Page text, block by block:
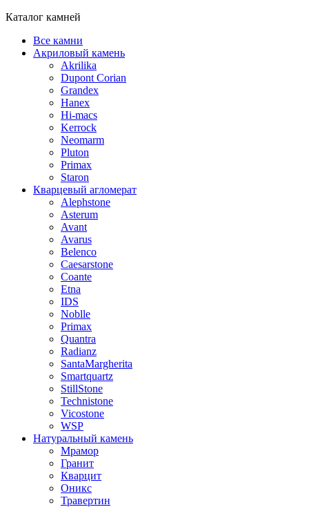
Каталог камней
Все камни
Акриловый камень
Akrilika
Dupont Corian
Grandex
Hanex
Hi-macs
Kerrock
Neomarm
Pluton
Primax
Staron
Кварцевый агломерат
Alephstone
Asterum
Avant
Avarus
Belenco
Caesarstone
Coante
Etna
IDS
Noblle
Primax
Quantra
Radianz
SantaMargherita
Smartquartz
StillStone
Technistone
Vicostone
WSP
Натуральный камень
Мрамор
Гранит
Кварцит
Оникс
Травертин